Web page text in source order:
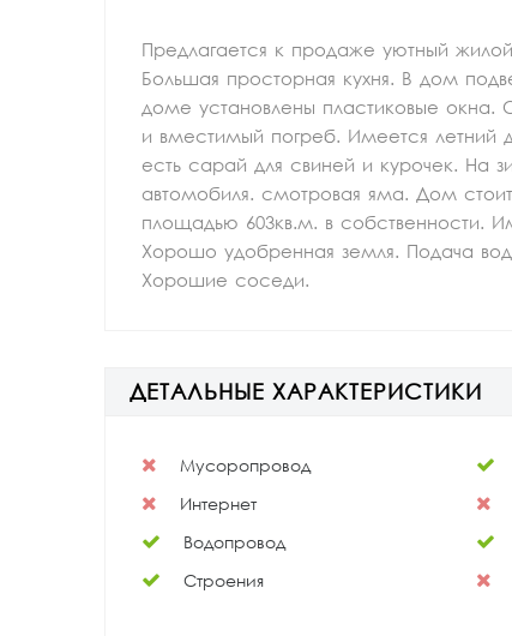
Предлагается к продаже уютный
Большая просторная кухня. В дом
доме установлены пластиковые
и вместимый погреб. Имеется летний
есть сарай для свиней и курочек. На
автомобиля. смотровая яма. Дом
площадью 603кв.м. в собственности.
Хорошо удобренная земля. Подача
Хорошие соседи.
ДЕТАЛЬНЫЕ ХАРАКТЕРИСТИКИ
Мусоропровод
Интернет
Водопровод
Строения